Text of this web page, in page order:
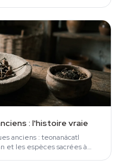
: l'histoire vraie
anciens : teonanácatl
et les espèces sacrées à